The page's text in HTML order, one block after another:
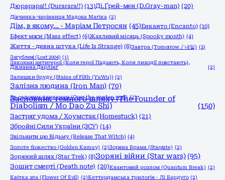
Дюрарара!! (Durarara!!) (13)Ді.Ґрей-мен (D.Gray-man) (20)
Дівчинка-чарівниця Мадока Магіка (2)
Дім, в якому… - Маріам Петросян (45)Енканто (Encanto) (10)
Ефект маси (Mass effect) (6)Жахливий місяць (Spooky month) (4)
Життя - дивна штука (Life Is Strange) (8)Завтра (Tomorrow / 내일) (2)
Загублені (Lost 2004) (1)
Закохані антигерої (Коли герої Падають, Коли лиходії повстають),
Джианна Дарлінґ
(2)
Залишки бруду (Stains of Filth (YuWu)) (2)
Залізна людина (Iron Man) (70)
За садовим парканом (Over the garden wall) (2)
Засновник темного шляху (The Founder of
Diabolism / Mo Dao Zu Shi) (150)
Застряг удома / Хоумстак (Homestuck) (21)
Збройні Сили України (ЗСУ) (14)
Звільнити цю Відьму (Release That Witch) (4)
Золоте божество (Golden Kamuy) (2)Зоряна Брама (Stargate) (2)
Зоряний шлях (Star Trek) (8)Зоряні війни (Star wars) (95)
Зошит смерті (Death note) (20)Квантовий розлом (Quantum Break) (2)
Квітка зла (Flower Of Evil) (2)Кеттердамська трилогія - Лі Бардуґо (2)